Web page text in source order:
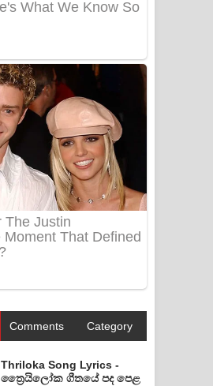
Comments Category
Thriloka Song Lyrics -
ත්‍රෛයිලෝක ගීතයේ පද පෙළ